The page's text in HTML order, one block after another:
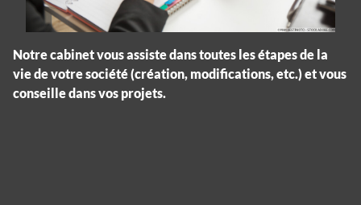
Notre cabinet vous assiste dans toutes les étapes de la
vie de votre société (création, modifications, etc.) et vous
conseille dans vos projets.